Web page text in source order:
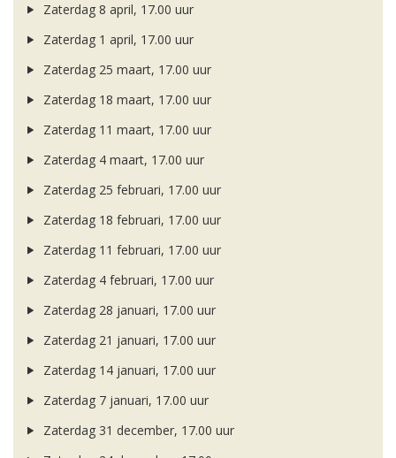
Zaterdag 8 april, 17.00 uur
Zaterdag 1 april, 17.00 uur
Zaterdag 25 maart, 17.00 uur
Zaterdag 18 maart, 17.00 uur
Zaterdag 11 maart, 17.00 uur
Zaterdag 4 maart, 17.00 uur
Zaterdag 25 februari, 17.00 uur
Zaterdag 18 februari, 17.00 uur
Zaterdag 11 februari, 17.00 uur
Zaterdag 4 februari, 17.00 uur
Zaterdag 28 januari, 17.00 uur
Zaterdag 21 januari, 17.00 uur
Zaterdag 14 januari, 17.00 uur
Zaterdag 7 januari, 17.00 uur
Zaterdag 31 december, 17.00 uur